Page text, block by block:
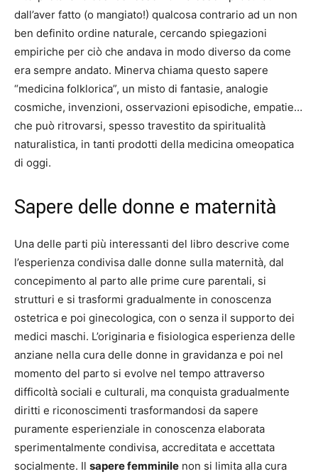
dall’aver fatto (o mangiato!) qualcosa contrario ad un non
ben definito ordine naturale, cercando spiegazioni
empiriche per ciò che andava in modo diverso da come
era sempre andato. Minerva chiama questo sapere
“medicina folklorica”, un misto di fantasie, analogie
cosmiche, invenzioni, osservazioni episodiche, empatie…
che può ritrovarsi, spesso travestito da spiritualità
naturalistica, in tanti prodotti della medicina omeopatica
di oggi.
Sapere delle donne e maternità
Una delle parti più interessanti del libro descrive come
l’esperienza condivisa dalle donne sulla maternità, dal
concepimento al parto alle prime cure parentali, si
strutturi e si trasformi gradualmente in conoscenza
ostetrica e poi ginecologica, con o senza il supporto dei
medici maschi. L’originaria e fisiologica esperienza delle
anziane nella cura delle donne in gravidanza e poi nel
momento del parto si evolve nel tempo attraverso
difficoltà sociali e culturali, ma conquista gradualmente
diritti e riconoscimenti trasformandosi da sapere
puramente esperienziale in conoscenza elaborata
sperimentalmente condivisa, accreditata e accettata
socialmente. Il sapere femminile non si limita alla cura